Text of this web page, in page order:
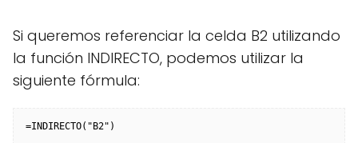
Si queremos referenciar la celda B2 utilizando
la función INDIRECTO, podemos utilizar la
siguiente fórmula: